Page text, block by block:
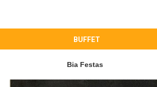
BUFFET
Bia Festas